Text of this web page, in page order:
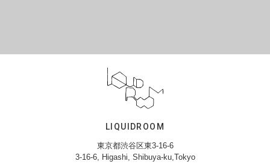
LIQUIDROOM
東京都渋谷区東3-16-6
3-16-6, Higashi, Shibuya-ku,Tokyo